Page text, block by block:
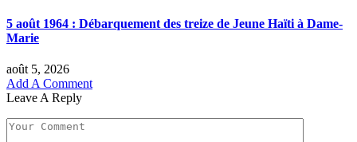
5 août 1964 : Débarquement des treize de Jeune Haïti à Dame-
Marie
août 5, 2026
Add A Comment
Leave A Reply